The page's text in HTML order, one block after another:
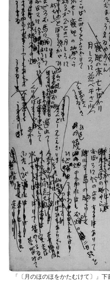
「〔月のほのほをかたむけて〕」